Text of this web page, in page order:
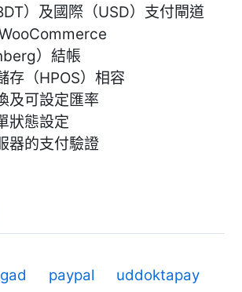
）及國際（USD）支付閘道
）結帳
存（HPOS）相容
及可設定匯率
狀態設定
器的支付驗證
paypal
uddoktapay